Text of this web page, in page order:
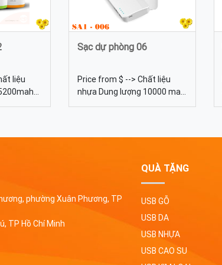
liệu
Sạc dự phòng 06
Price from $ --> Chất liệu
nhựa Dung lượng 10000 mah
và 20000 mah Màu sắc Đa
cầu. sạc dự phòng có 2 mức
phường Xuân Phương, TP
TP Hồ Chí Minh
QUÀ TẶNG
USB GỖ
USB DA
USB NHỰA
USB CAO SU